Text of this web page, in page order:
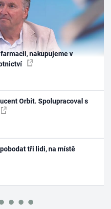
nakupujeme v
Orbit. Spolupracoval s
tři lidi, na místě